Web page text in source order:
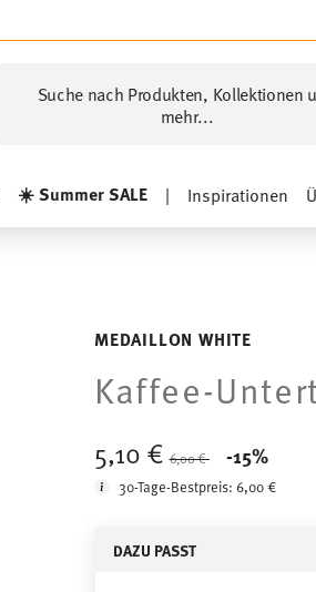
Suche nach Produkten, Kollektionen
mehr...
☀️ Summer SALE | Inspirationen
MEDAILLON WHITE
Kaffee-
5,10 €6,00 €
-15%
30-Tage-Bestpreis:6,00 €
DAZU PASST